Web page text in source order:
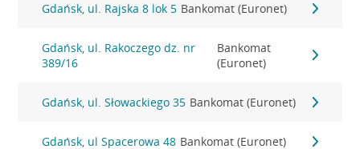
Gdańsk, ul. Rajska 8 lok 5 Bankomat (Euronet)
Gdańsk, ul. Rakoczego dz. nr
389/16
Bankomat
(Euronet)
Gdańsk, ul. Słowackiego 35 Bankomat (Euronet)
Gdańsk, ul Spacerowa 48 Bankomat (Euronet)